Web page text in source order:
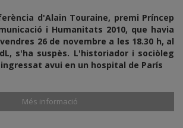
d'Alain Touraine, premi Príncep
i Humanitats 2010, que havia
26 de novembre a les 18.30 h, al
s'ha suspès. L'historiador i sociòleg
avui en un hospital de París
Més informació